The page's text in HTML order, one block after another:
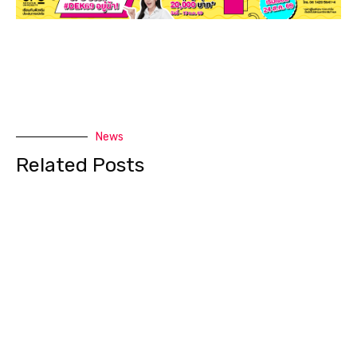
News
Related Posts